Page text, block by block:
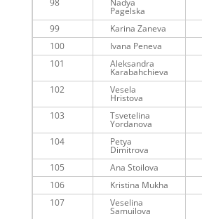
98 Nadya
Pagelska
99 Karina Zaneva
100
Ivana Peneva
101
Aleksandra
Karabahchieva
102 Vesela
Hristova
103 Tsvetelina
Yordanova
104 Petya
Dimitrova
105 Ana Stoilova
106
Kristina Mukha
107
Veselina
Samuilova